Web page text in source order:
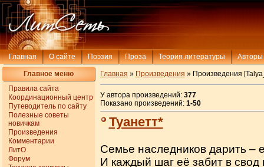
Главная О сайте Поэзия Проза Теория литературы Авторы
Главное меню
Правила сайта
Координационный центр
Путеводитель по сайту
Полезные советы
новичкам
Произведения
Комментарии
ЛитО
Форум
Главная » Произведения » Произведения
У автора произведений: 377
Показано произведений: 1-50
Туанетт*
Семье наследников дарить –
И каждый шаг её забит в свод